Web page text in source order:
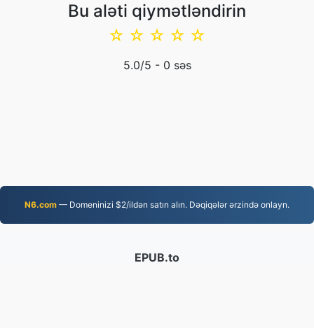
Bu aləti qiymətləndirin
☆
☆
☆
☆
☆
5.0/5 - 0 səs
N6.com — Domeninizi $2/ildən satın alın. Dəqiqələr ərzində onlayn.
EPUB.to